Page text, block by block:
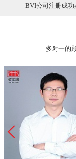
BVI公司注册成功
多对一的